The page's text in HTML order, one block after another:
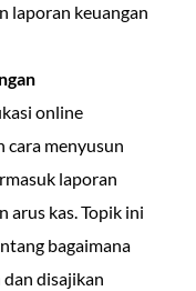
laporan keuangan
online
cara menyusun
laporan
arus kas. Topik ini
bagaimana
disajikan